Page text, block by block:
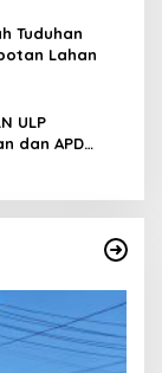
Tuduhan
Lahan
ULP
dan APD